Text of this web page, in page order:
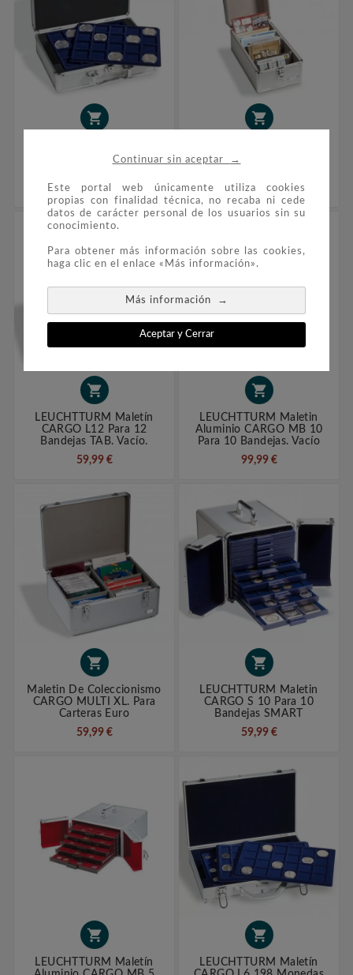
Continuar sin aceptar →
Este portal web únicamente utiliza cookies
propias con finalidad técnica, no recaba ni cede
datos de carácter personal de los usuarios sin su
conocimiento.
Para obtener más información sobre las cookies,
haga clic en el enlace «Más información».
Más información →
Aceptar y Cerrar

CARGO S6 Para 10€ En
44,99 €

CARGO MULTI Para
49,99 €

LEUCHTTURM Maletín
CARGO L12 Para 12
Bandejas TAB. Vacío.
59,99 €

LEUCHTTURM Maletin
Aluminio CARGO MB 10
Para 10 Bandejas. Vacío
99,99 €

Maletin De Coleccionismo
CARGO MULTI XL. Para
Carteras Euro
59,99 €

LEUCHTTURM Maletin
CARGO S 10 Para 10
Bandejas SMART
59,99 €

LEUCHTTURM Maletín

LEUCHTTURM Maletín